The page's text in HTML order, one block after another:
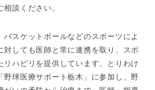
相談ください。
バスケットボールなどのスポーツによ
対しても医師と常に連携を取り、スポ
リハビリを提供しています。とりわけ
野球医療サポート栃木」に参加し、野